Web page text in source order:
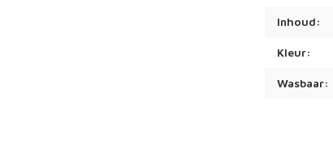
Inhoud:
Kleur:
Wasbaar: